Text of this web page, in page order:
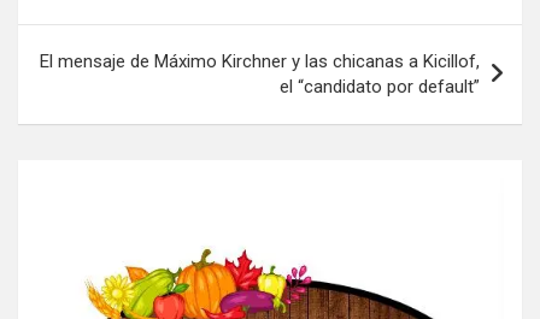
entradas
El mensaje de Máximo Kirchner y las chicanas a Kicillof,
el “candidato por default”